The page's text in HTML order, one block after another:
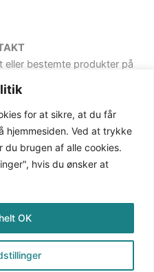
for at sikre, at du får
hjemmesiden. Ved at trykke
du brugen af alle cookies.
hvis du ønsker at
OK
eller bestemte produkter på
på Kontakt-siden.